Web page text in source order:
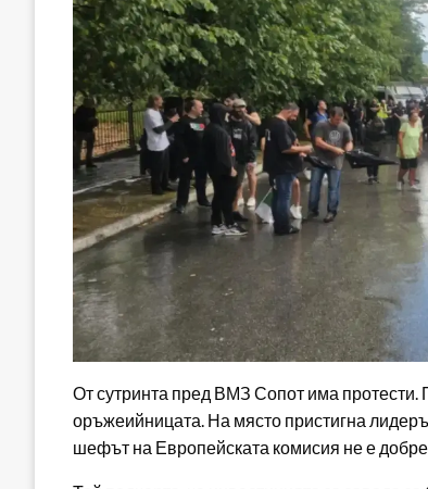
От сутринта пред ВМЗ Сопот има
оръжеийницата. На място пристигна
шефът на Европейската комисия не е